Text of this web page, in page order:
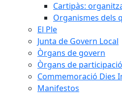
Cartipàs:
Organismes dels
El Ple
Junta de Govern Local
Òrgans de govern
Òrgans de participació
Commemoració Dies
Manifestos